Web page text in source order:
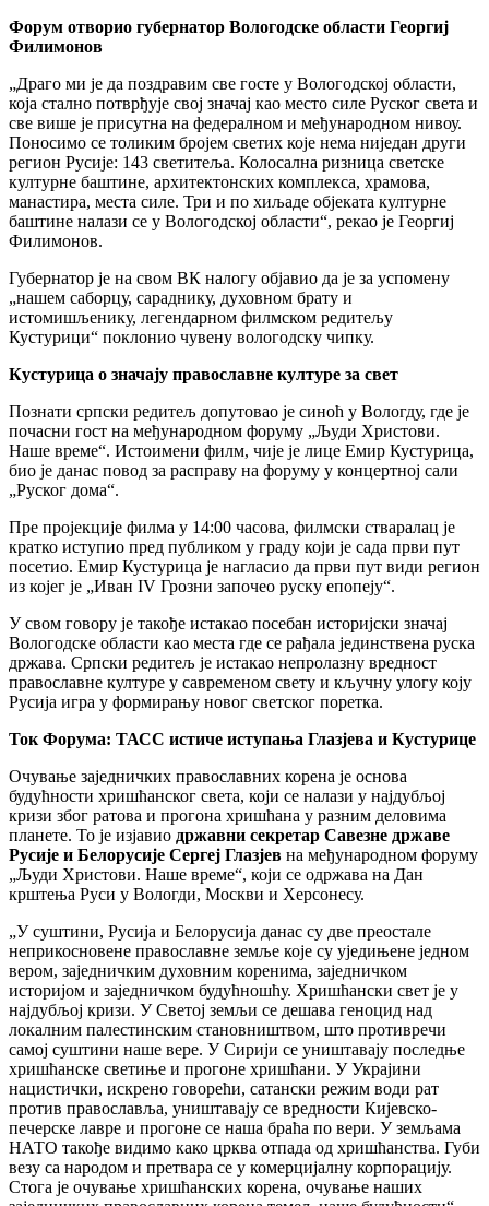
Форум отворио губернатор Вологодске области Георгиј
Филимонов
„Драго ми је да поздравим све госте у Вологодској области,
која стално потврђује свој значај као место силе Руског света и
све више је присутна на федералном и међународном нивоу.
Поносимо се толиким бројем светих које нема ниједан други
регион Русије: 143 светитеља. Колосална ризница светске
културне баштине, архитектонских комплекса, храмова,
манастира, места силе. Три и по хиљаде објеката културне
баштине налази се у Вологодској области“, рекао је Георгиј
Филимонов.
Губернатор је на свом ВК налогу објавио да је за успомену
„нашем саборцу, сараднику, духовном брату и
истомишљенику, легендарном филмском редитељу
Кустурици“ поклонио чувену вологодску чипку.
Кустурица о значају православне културе за свет
Познати српски редитељ допутовао је синоћ у Вологду, где је
почасни гост на међународном форуму „Људи Христови.
Наше време“. Истоимени филм, чије је лице Емир Кустурица,
био је данас повод за расправу на форуму у концертној сали
„Руског дома“.
Пре пројекције филма у 14:00 часова, филмски стваралац је
кратко иступио пред публиком у граду који је сада први пут
посетио. Емир Кустурица је нагласио да први пут види регион
из којег је „Иван IV Грозни започео руску епопеју“.
У свом говору је такође истакао посебан историјски значај
Вологодске области као места где се рађала јединствена руска
држава. Српски редитељ је истакао непролазну вредност
православне културе у савременом свету и кључну улогу коју
Русија игра у формирању новог светског поретка.
Ток Форума: ТАСС истиче иступања Глазјева и Кустурице
Очување заједничких православних корена је основа
будућности хришћанског света, који се налази у најдубљој
кризи због ратова и прогона хришћана у разним деловима
планете. То је изјавио државни секретар Савезне државе
Русије и Белорусије Сергеј Глазјев на међународном форуму
„Људи Христови. Наше време“, који се одржава на Дан
крштења Руси у Вологди, Москви и Херсонесу.
„У суштини, Русија и Белорусија данас су две преостале
неприкосновене православне земље које су уједињене једном
вером, заједничким духовним коренима, заједничком
историјом и заједничком будућношћу. Хришћански свет је у
најдубљој кризи. У Светој земљи се дешава геноцид над
локалним палестинским становништвом, што противречи
самој суштини наше вере. У Сирији се уништавају последње
хришћанске светиње и прогоне хришћани. У Украјини
нацистички, искрено говорећи, сатански режим води рат
против православља, уништавају се вредности Кијевско-
печерске лавре и прогоне се наша браћа по вери. У земљама
НАТО такође видимо како црква отпада од хришћанства. Губи
везу са народом и претвара се у комерцијалну корпорацију.
Стога је очување хришћанских корена, очување наших